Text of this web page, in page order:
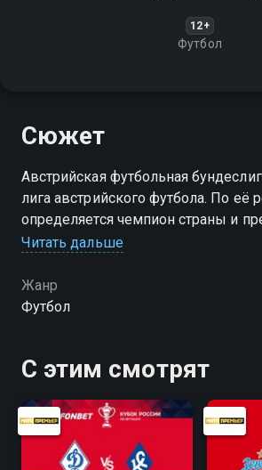
12+
Футбол
Сюжет
Австрийская футбольная
лига австрийского футбола. По её
определяется чемпион страны и
Австрии в еврокубках,
Читать дальше
Жанр
Футбол
С этим смотрят